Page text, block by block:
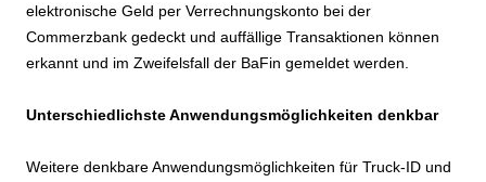
elektronische Geld per Verrechnungskonto bei der
Commerzbank gedeckt und auffällige Transaktionen können
erkannt und im Zweifelsfall der BaFin gemeldet werden.
Unterschiedlichste Anwendungsmöglichkeiten denkbar
Weitere denkbare Anwendungsmöglichkeiten für Truck-ID und